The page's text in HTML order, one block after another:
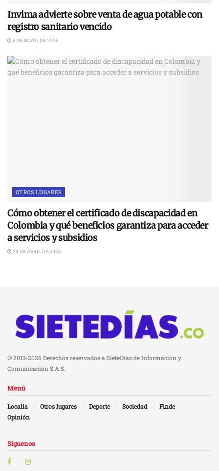
Invima advierte sobre venta de agua potable con
registro sanitario vencido
8 DE MAYO DE 2026
OTROS LUGARES
Cómo obtener el certificado de discapacidad en
Colombia y qué beneficios garantiza para acceder
a servicios y subsidios
24 DE ABRIL DE 2026
© 2013-2026 Derechos reservados a SieteDías de Información y
Comunicación S.A.S.
Menú
Localía Otros lugares Deporte Sociedad
Finde
Opinión
Síguenos